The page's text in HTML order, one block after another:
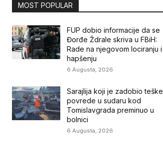
MOST POPULAR
FUP dobio informacije da se
Đorđe Ždrale skriva u FBiH:
Rade na njegovom lociranju i
hapšenju
6 Augusta, 2026
Sarajlija koji je zadobio teške
povrede u sudaru kod
Tomislavgrada preminuo u
bolnici
6 Augusta, 2026